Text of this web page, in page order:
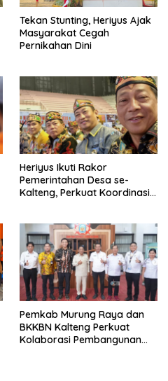
Tekan Stunting, Heriyus Ajak
Masyarakat Cegah
Pernikahan Dini
Heriyus Ikuti Rakor
Pemerintahan Desa se-
Kalteng, Perkuat Koordinasi
Pemkab Murung Raya dan
BKKBN Kalteng Perkuat
Kolaborasi Pembangunan